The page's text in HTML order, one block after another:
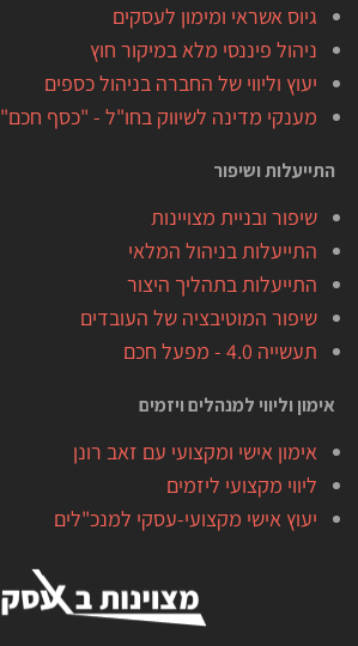
גיוס אשראי ומימון לעסקים
ניהול פיננסי מלא במיקור חוץ
יעוץ וליווי של החברה בניהול כספים
מענקי מדינה לשיווק בחו"ל - "כסף חכם"
התייעלות ושיפור
שיפור ובניית מצויינות
התייעלות בניהול המלאי
התייעלות בתהליך היצור
שיפור המוטיבציה של העובדים
תעשייה 4.0 - מפעל חכם
אימון וליווי למנהלים ויזמים
אימון אישי ומקצועי עם זאב רונן
ליווי מקצועי ליזמים
יעוץ אישי מקצועי-עסקי למנכ"לים